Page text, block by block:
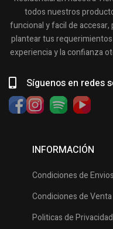
todos nuestros
funcional y facil de
plantear tus
experiencia y la confianza
Síguenos en redes
INFORMACIÓN
Condiciones de Envios
Condiciones de Venta
Politicas de Privacidad